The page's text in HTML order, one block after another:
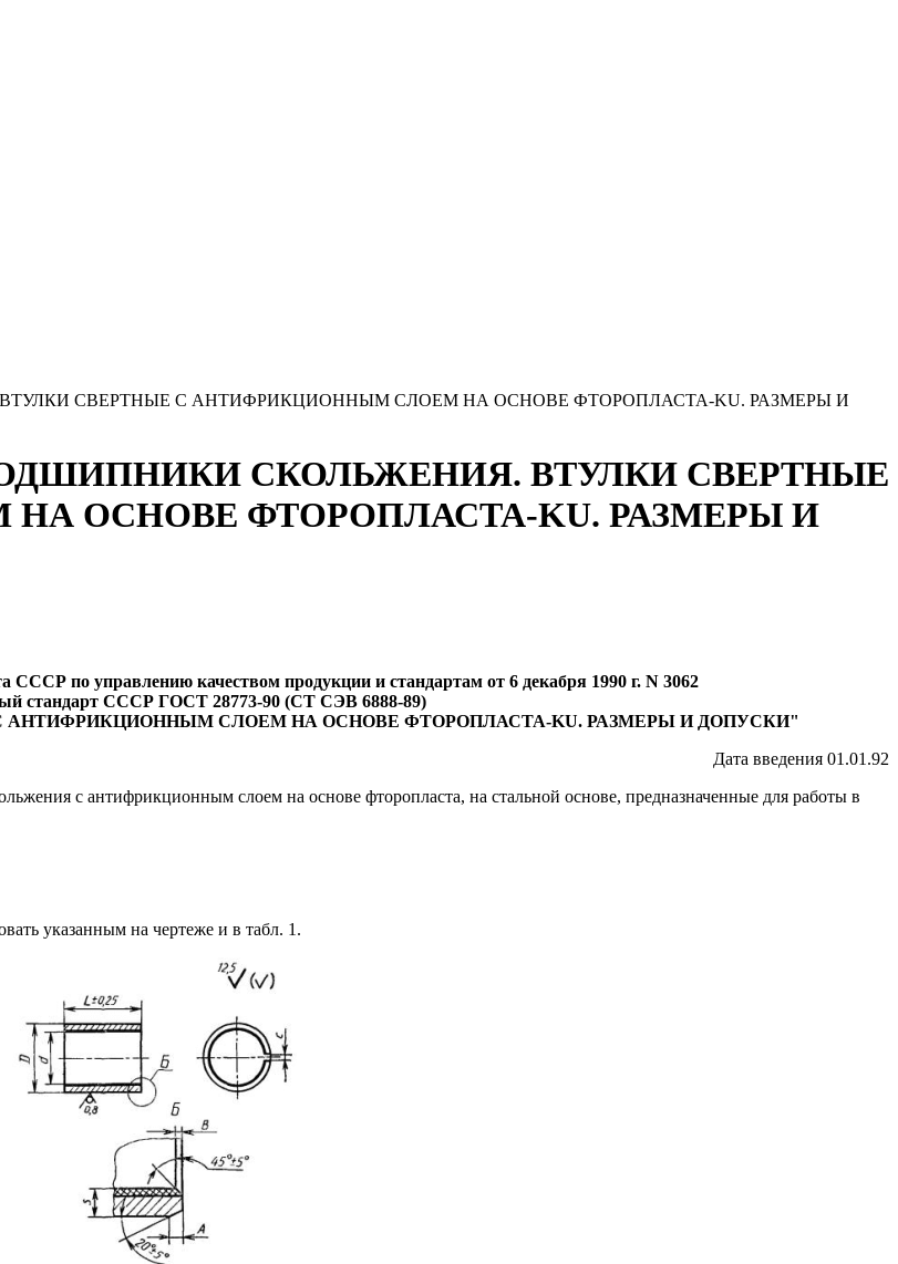
ВТУЛКИ СВЕРТНЫЕ С АНТИФРИКЦИОННЫМ СЛОЕМ НА ОСНОВЕ ФТОРОПЛАСТА-KU. РАЗМЕРЫ И
ПОДШИПНИКИ СКОЛЬЖЕНИЯ. ВТУЛКИ СВЕРТНЫЕ
ОСНОВЕ ФТОРОПЛАСТА-KU. РАЗМЕРЫ И
СССР по управлению качеством продукции и стандартам от 6 декабря 1990 г. N 3062
стандарт СССР ГОСТ 28773-90 (СТ СЭВ 6888-89)
СЛОЕМ НА ОСНОВЕ ФТОРОПЛАСТА-KU. РАЗМЕРЫ И ДОПУСКИ"
Дата введения 01.01.92
с антифрикционным слоем на основе фторопласта, на стальной основе, предназначенные для работы в
указанным на чертеже и в табл. 1.